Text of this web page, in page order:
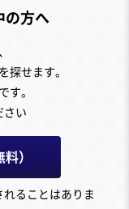
の方へ
探せます。
す。
さい
）
ることはありま